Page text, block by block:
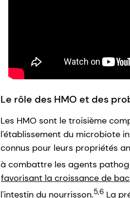
Le rôle des HMO et des
Les HMO sont le troisième
l'établissement du microbiote
connus pour leurs propriétés
à combattre les agents
favorisant la croissance de
l'intestin du nourrisson.5,6 La